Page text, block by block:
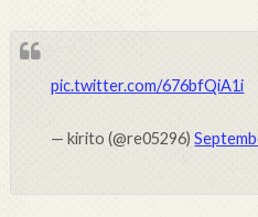
pic.twitter.com/676bfQiA1i
— kirito (@re05296)